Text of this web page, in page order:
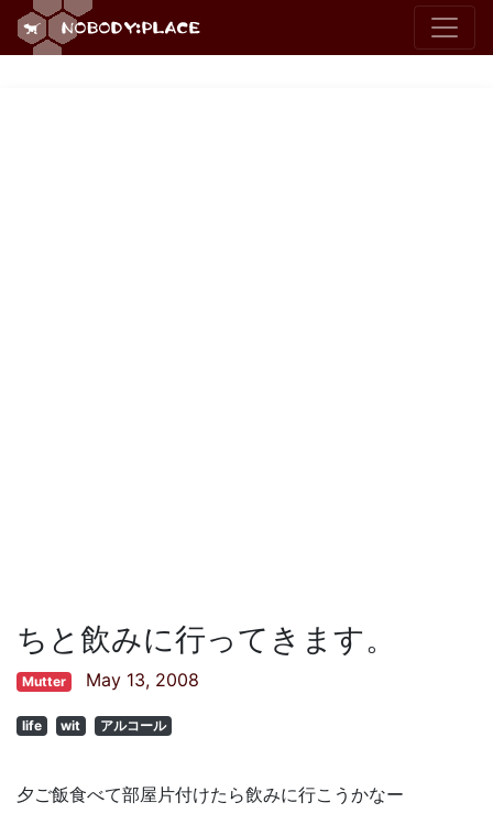
ちと飲みに行ってきます。
Mutter May 13, 2008
life wit アルコール
夕ご飯食べて部屋片付けたら飲みに行こうかなー